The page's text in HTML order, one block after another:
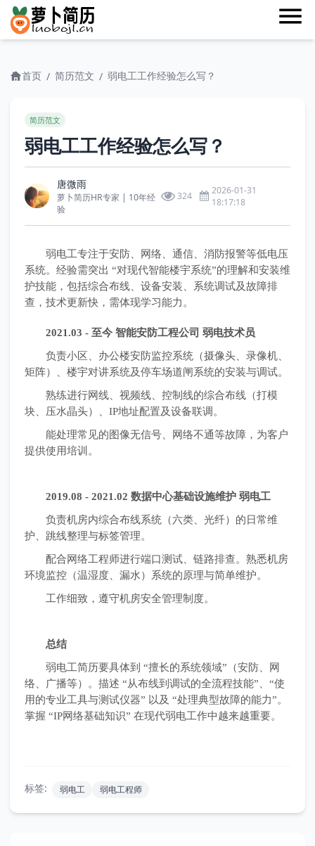
首页 / 简历范文 / 弱电工工作经验怎么写？
简历范文
弱电工工作经验怎么写？
唐微雨
萝卜简历HR专家 | 10年经
验
324
2026-01-31
18:17:18
弱电工专注于安防、网络、通信、消防报警等低电压
系统。经验需突出 “对现代智能楼宇系统”的理解和安装维
护技能，包括综合布线、设备安装、系统调试及故障排
查，技术更新快，需体现学习能力。
2021.03 - 至今 智能安防工程公司 弱电技术员
负责小区、办公楼安防监控系统（摄像头、录像机、
矩阵）、楼宇对讲系统及停车场道闸系统的安装与调试。
熟练进行网线、视频线、控制线的综合布线（打模
块、压水晶头）、IP地址配置及设备联调。
能处理常见的图像无信号、网络不通等故障，为客户
提供使用培训。
2019.08 - 2021.02 数据中心基础设施维护 弱电工
负责机房内综合布线系统（六类、光纤）的日常维
护、跳线整理与标签管理。
配合网络工程师进行端口测试、链路排查。熟悉机房
环境监控（温湿度、漏水）系统的原理与简单维护。
工作细致，遵守机房安全管理制度。
总结
弱电工简历要具体到 “擅长的系统领域”（安防、网
络、广播等）。描述 “从布线到调试的全流程技能”、“使
用的专业工具与测试仪器” 以及 “处理典型故障的能力”。
掌握 “IP网络基础知识” 在现代弱电工作中越来越重要。
标签: 弱电工 弱电工程师